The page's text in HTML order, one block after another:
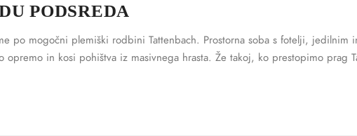
PODSREDA
po mogočni plemiški rodbini Tattenbach. Prostorna soba s fotelji, jedilnim
in kosi pohištva iz masivnega hrasta. Že takoj, ko prestopimo prag